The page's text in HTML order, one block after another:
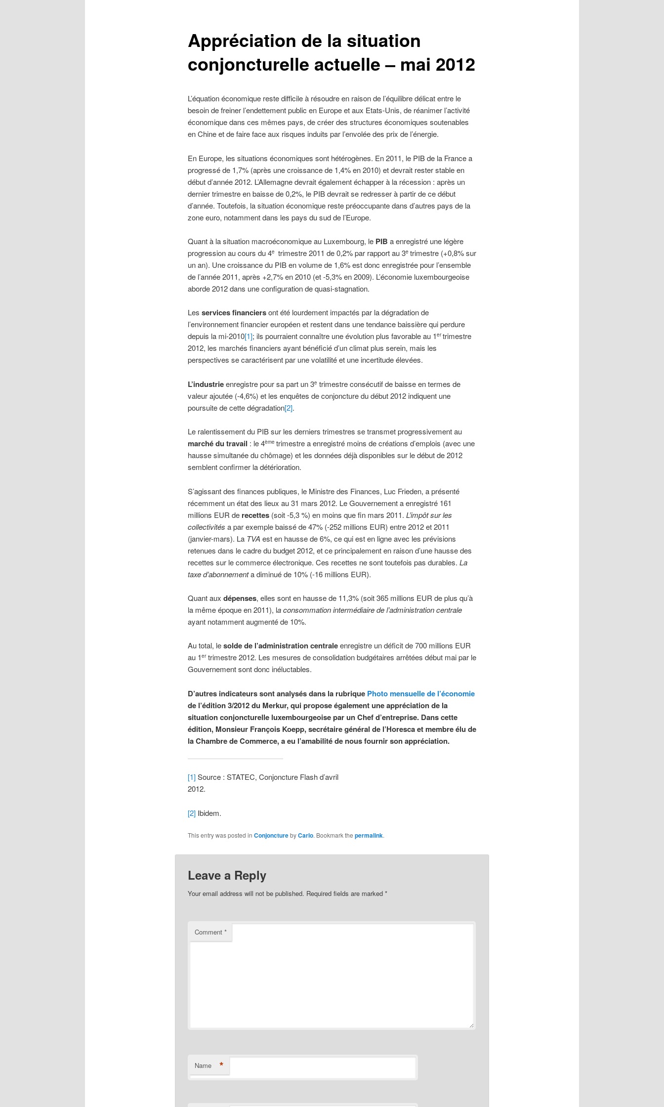
Appréciation de la situation
conjoncturelle actuelle – mai 2012
L’équation économique reste difficile à résoudre en raison de l’équilibre délicat entre le
besoin de freiner l’endettement public en Europe et aux Etats-Unis, de réanimer l’activité
économique dans ces mêmes pays, de créer des structures économiques soutenables
en Chine et de faire face aux risques induits par l’envolée des prix de l’énergie.
En Europe, les situations économiques sont hétérogènes. En 2011, le PIB de la France a
progressé de 1,7% (après une croissance de 1,4% en 2010) et devrait rester stable en
début d’année 2012. L’Allemagne devrait également échapper à la récession : après un
dernier trimestre en baisse de 0,2%, le PIB devrait se redresser à partir de ce début
d’année. Toutefois, la situation économique reste préoccupante dans d’autres pays de la
zone euro, notamment dans les pays du sud de l’Europe.
Quant à la situation macroéconomique au Luxembourg, le PIB a enregistré une légère
progression au cours du 4e trimestre 2011 de 0,2% par rapport au 3e trimestre (+0,8% sur
un an). Une croissance du PIB en volume de 1,6% est donc enregistrée pour l’ensemble
de l’année 2011, après +2,7% en 2010 (et -5,3% en 2009). L’économie luxembourgeoise
aborde 2012 dans une configuration de quasi-stagnation.
Les services financiersont été lourdement impactés par la dégradation de
l’environnement financier européen et restent dans une tendance baissière qui perdure
depuis la mi-2010[1]; ils pourraient connaître une évolution plus favorable au 1ertrimestre
2012, les marchés financiers ayant bénéficié d’un climat plus serein, mais les
perspectives se caractérisent par une volatilité et une incertitude élevées.
L’industrieenregistre pour sa part un 3e trimestre consécutif de baisse en termes de
valeur ajoutée (-4,6%) et les enquêtes de conjoncture du début 2012 indiquent une
poursuite de cette dégradation[2].
Le ralentissement du PIB sur les derniers trimestres se transmet progressivement au
marché du travail : le 4ème trimestre a enregistré moins de créations d’emplois (avec une
hausse simultanée du chômage) et les données déjà disponibles sur le début de 2012
semblent confirmer la détérioration.
S’agissant des finances publiques, le Ministre des Finances, Luc Frieden, a présenté
récemment un état des lieux au 31 mars 2012. Le Gouvernement a enregistré 161
millions EUR de recettes(soit -5,3 %) en moins que fin mars 2011. L’impôt sur les
collectivités a par exemple baissé de 47% (-252 millions EUR) entre 2012 et 2011
(janvier-mars). La TVA est en hausse de 6%, ce qui est en ligne avec les prévisions
retenues dans le cadre du budget 2012, et ce principalement en raison d’une hausse des
recettes sur le commerce électronique. Ces recettes ne sont toutefois pas durables. La
taxe d’abonnementa diminué de 10% (-16 millions EUR).
Quant aux dépenses, elles sont en hausse de 11,3% (soit 365 millions EUR de plus qu’à
la même époque en 2011), la consommation intermédiaire de l’administrationcentrale
ayant notamment augmenté de 10%.
Au total, lesolde de l’administration centraleenregistre un déficit de 700 millions EUR
au 1ertrimestre 2012. Les mesures de consolidation budgétaires arrêtées début mai par le
Gouvernement sont donc inéluctables.
D’autres indicateurs sont analysés dans la rubrique Photo mensuelle de l’économie
de l’édition 3/2012 du Merkur, qui propose également une appréciation de la
situation conjoncturelle luxembourgeoise par un Chef d’entreprise. Dans cette
édition, Monsieur François Koepp, secrétaire général de l’Horesca et membre élu de
la Chambre de Commerce,a eu l’amabilité de nous fournir son appréciation.
[1]Source : STATEC, Conjoncture Flash d’avril
2012.
[2]Ibidem.
This entry was posted in ConjoncturebyCarlo. Bookmark the permalink.
Leave a Reply
Your email address will not be published. Required fields are marked *
Comment *
Name *